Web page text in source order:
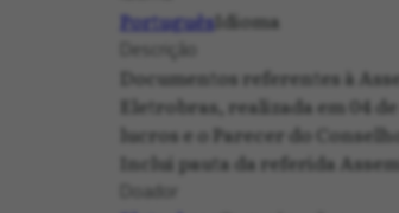
PortuguêsIdioma
Descrição
Documentos referentes à
Eletrobras, realizada em 04
lucros e o Parecer do
Inclui pauta da referida
Doador